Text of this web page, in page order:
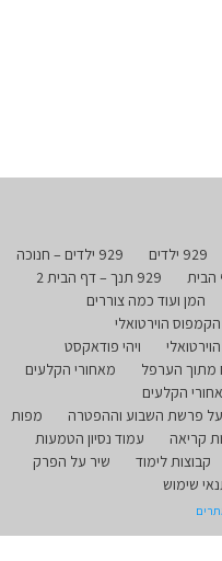
929 ילדים
929 ילדים – חנוכה
929 תנך – דף הבית 2
המן ועוד כמה צוררים
הוירטואלי
ויהי פודאקסט
מתוך הערפל
מאחורי הקלעים
הקלעים
על פרשת השבוע וההפטרה
מפות
קריאה
עמוד נסיון הטמעות
קבוצות לימוד
שיר על הפרק
שימוש